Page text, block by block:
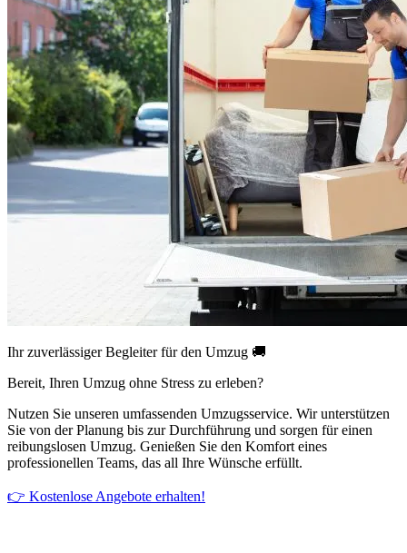
Ihr zuverlässiger Begleiter für den Umzug 🚚
Bereit, Ihren Umzug ohne Stress zu erleben?
Nutzen Sie unseren umfassenden Umzugsservice. Wir unterstützen
Sie von der Planung bis zur Durchführung und sorgen für einen
reibungslosen Umzug. Genießen Sie den Komfort eines
professionellen Teams, das all Ihre Wünsche erfüllt.
👉 Kostenlose Angebote erhalten!